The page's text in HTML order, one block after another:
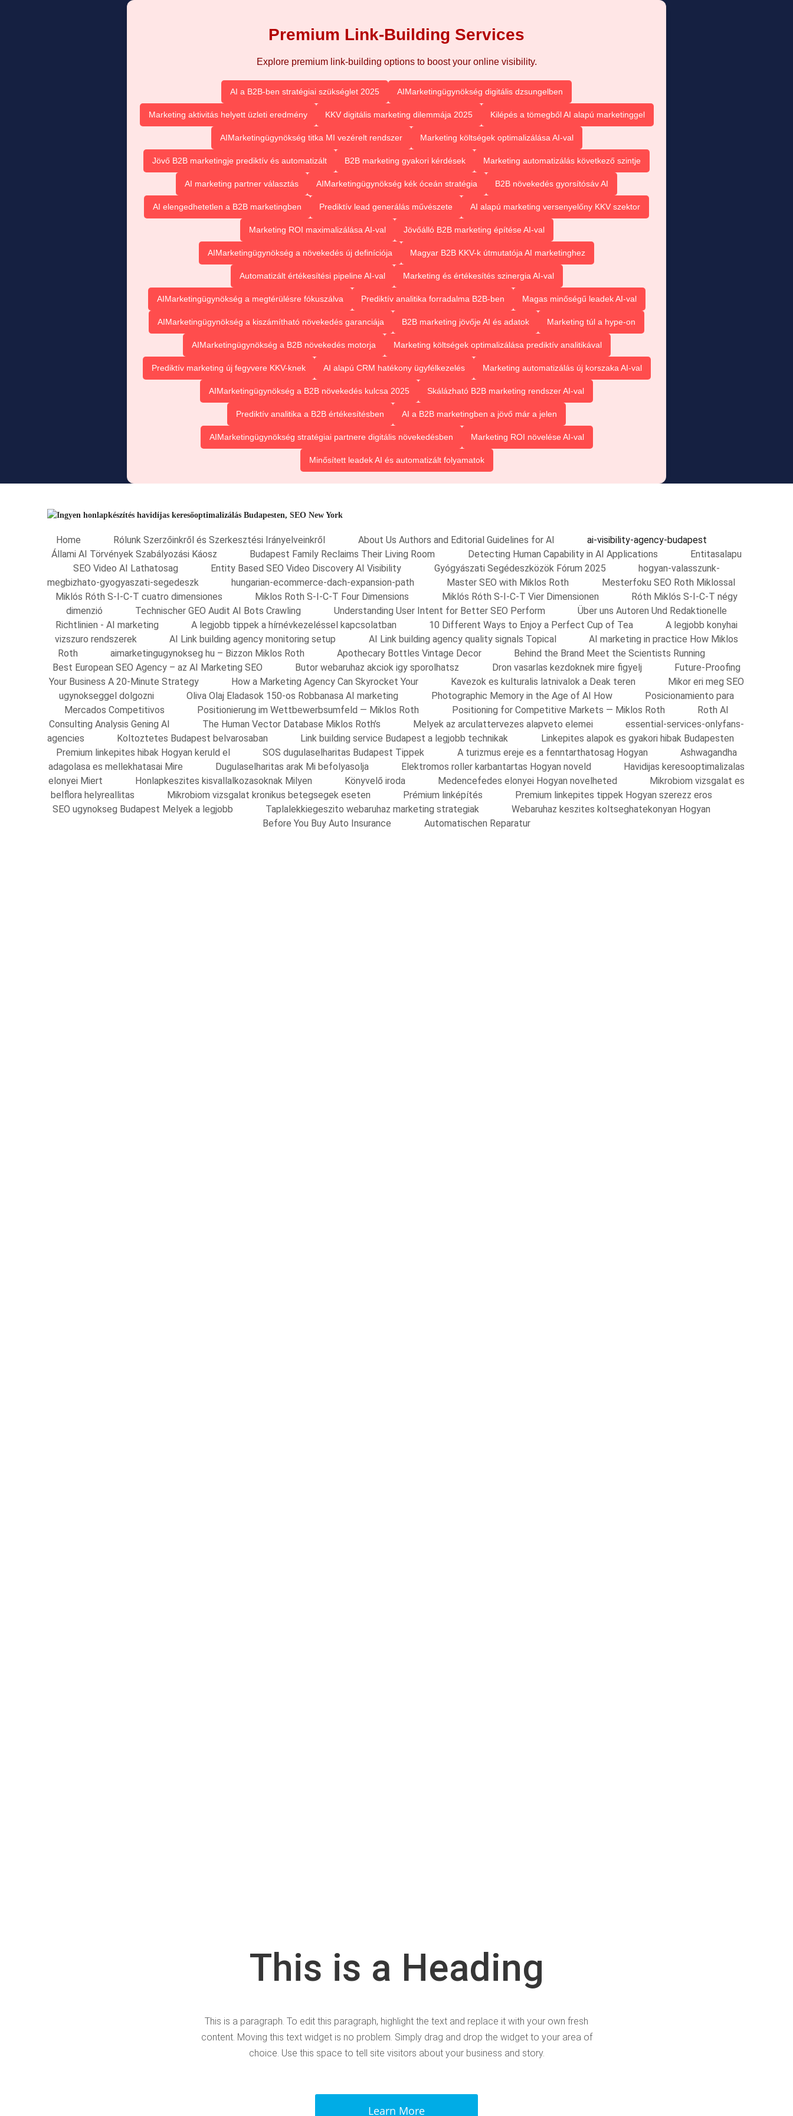
Premium Link-Building Services
Explore premium link-building options to boost your online visibility.
AI a B2B-ben stratégiai szükséglet 2025 AIMarketingügynökség digitális dzsungelben
Marketing aktivitás helyett üzleti eredmény KKV digitális marketing dilemmája 2025 Kilépés a tömegből AI alapú marketinggel
AIMarketingügynökség titka MI vezérelt rendszer Marketing költségek optimalizálása AI-val
Jövő B2B marketingje prediktív és automatizált B2B marketing gyakori kérdések Marketing automatizálás következő szintje
AI marketing partner választás AIMarketingügynökség kék óceán stratégia B2B növekedés gyorsítósáv AI
AI elengedhetetlen a B2B marketingben Prediktív lead generálás művészete AI alapú marketing versenyelőny KKV szektor
Marketing ROI maximalizálása AI-val Jövőálló B2B marketing építése AI-val
AIMarketingügynökség a növekedés új definíciója Magyar B2B KKV-k útmutatója AI marketinghez
Automatizált értékesítési pipeline AI-val Marketing és értékesítés szinergia AI-val
AIMarketingügynökség a megtérülésre fókuszálva Prediktív analitika forradalma B2B-ben Magas minőségű leadek AI-val
AIMarketingügynökség a kiszámítható növekedés garanciája B2B marketing jövője AI és adatok Marketing túl a hype-on
AIMarketingügynökség a B2B növekedés motorja Marketing költségek optimalizálása prediktív analitikával
Prediktív marketing új fegyvere KKV-knek AI alapú CRM hatékony ügyfélkezelés Marketing automatizálás új korszaka AI-val
AIMarketingügynökség a B2B növekedés kulcsa 2025 Skálázható B2B marketing rendszer AI-val
Prediktív analitika a B2B értékesítésben AI a B2B marketingben a jövő már a jelen
AIMarketingügynökség stratégiai partnere digitális növekedésben Marketing ROI növelése AI-val
Minősített leadek AI és automatizált folyamatok
Home Rólunk Szerzőinkről és Szerkesztési Irányelveinkről About Us Authors and Editorial Guidelines for AI
ai-visibility-agency-budapest
Állami AI Törvények Szabályozási Káosz
Budapest Family Reclaims Their Living Room Detecting Human Capability in AI Applications
Entitasalapu
SEO Video AI Lathatosag
Entity Based SEO Video Discovery AI Visibility Gyógyászati Segédeszközök Fórum 2025
hogyan-valasszunk-
megbizhato-gyogyaszati-segedeszk
hungarian-ecommerce-dach-expansion-path Master SEO with Miklos Roth
Mesterfoku SEO Roth Miklossal
Miklós Róth S-I-C-T cuatro dimensiones
Miklos Roth S-I-C-T Four Dimensions Miklós Róth S-I-C-T Vier Dimensionen
Róth Miklós S-I-C-T négy
dimenzió
Technischer GEO Audit AI Bots Crawling Understanding User Intent for Better SEO Perform
Über uns Autoren Und Redaktionelle
Richtlinien - AI marketing
A legjobb tippek a hírnévkezeléssel kapcsolatban 10 Different Ways to Enjoy a Perfect Cup of Tea
A legjobb konyhai
vizszuro rendszerek
AI Link building agency monitoring setup AI Link building agency quality signals Topical
AI marketing in practice How Miklos
Roth
aimarketingugynokseg hu – Bizzon Miklos Roth Apothecary Bottles Vintage Decor
Behind the Brand Meet the Scientists Running
Best European SEO Agency – az AI Marketing SEO
Butor webaruhaz akciok igy sporolhatsz Dron vasarlas kezdoknek mire figyelj
Future-Proofing
Your Business A 20-Minute Strategy
How a Marketing Agency Can Skyrocket Your Kavezok es kulturalis latnivalok a Deak teren
Mikor eri meg SEO
ugynokseggel dolgozni
Oliva Olaj Eladasok 150-os Robbanasa AI marketing Photographic Memory in the Age of AI How
Posicionamiento para
Mercados Competitivos
Positionierung im Wettbewerbsumfeld — Miklos Roth Positioning for Competitive Markets — Miklos Roth
Roth AI
Consulting Analysis Gening AI
The Human Vector Database Miklos Roth’s Melyek az arculattervezes alapveto elemei
essential-services-onlyfans-
agencies
Koltoztetes Budapest belvarosaban Link building service Budapest a legjobb technikak
Linkepites alapok es gyakori hibak Budapesten
Premium linkepites hibak Hogyan keruld el
SOS dugulaselharitas Budapest Tippek A turizmus ereje es a fenntarthatosag Hogyan
Ashwagandha
adagolasa es mellekhatasai Mire
Dugulaselharitas arak Mi befolyasolja Elektromos roller karbantartas Hogyan noveld
Havidijas keresooptimalizalas
elonyei Miert
Honlapkeszites kisvallalkozasoknak Milyen Könyvelő iroda Medencefedes elonyei Hogyan novelheted
Mikrobiom vizsgalat es
belflora helyreallitas
Mikrobiom vizsgalat kronikus betegsegek eseten Prémium linképítés
Premium linkepites tippek Hogyan szerezz eros
SEO ugynokseg Budapest Melyek a legjobb
Taplalekkiegeszito webaruhaz marketing strategiak
Webaruhaz keszites koltseghatekonyan Hogyan
Before You Buy Auto Insurance
Automatischen Reparatur
This is a Heading
This is a paragraph. To edit this paragraph, highlight the text and replace it with your own fresh
content. Moving this text widget is no problem. Simply drag and drop the widget to your area of
choice. Use this space to tell site visitors about your business and story.
Learn More